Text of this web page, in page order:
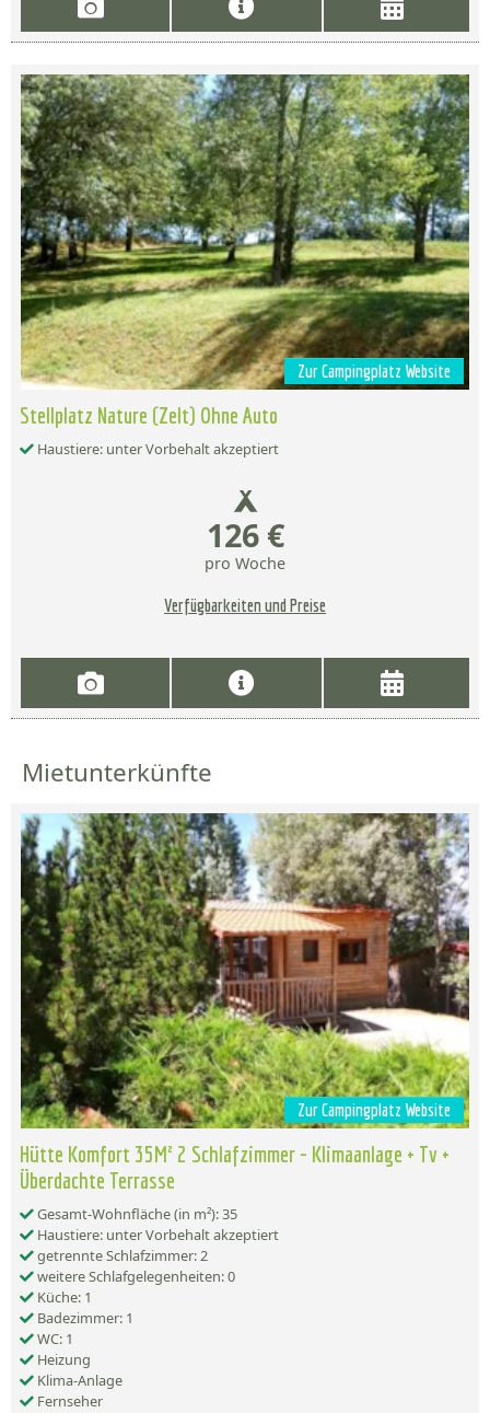
Zur Campingplatz Website
Stellplatz Nature (Zelt) Ohne Auto
Haustiere: unter Vorbehalt akzeptiert
126 €
pro Woche
Verfügbarkeiten und Preise
Mietunterkünfte
Zur Campingplatz Website
Hütte Komfort 35M² 2 Schlafzimmer - Klimaanlage + Tv +
Überdachte Terrasse
Gesamt-Wohnfläche (in m²): 35
Haustiere: unter Vorbehalt akzeptiert
getrennte Schlafzimmer: 2
weitere Schlafgelegenheiten: 0
Küche: 1
Badezimmer: 1
WC: 1
Heizung
Klima-Anlage
Fernseher